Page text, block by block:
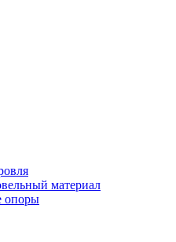
материал
опоры